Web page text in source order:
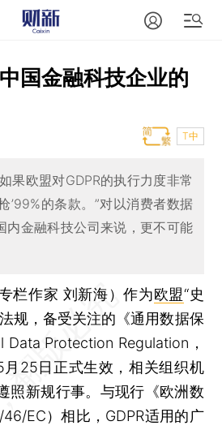
国金融科技企业的
T中
果欧盟对GDPR的执行力度非常
’99%的条款。”对以消费者数据
内金融科技公司来说，更不可能
栏作家 刘新海）作为欧盟“史
规，备受关注的《通用数据保
Data Protection Regulation，
月25日正式生效，相关组织机
照新规行事。与现行《欧洲数
EC）相比，GDPR适用的广